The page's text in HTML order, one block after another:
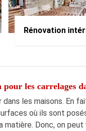
Rénovation
les carrelages
les maisons. En
où ils sont
matière. Donc, on